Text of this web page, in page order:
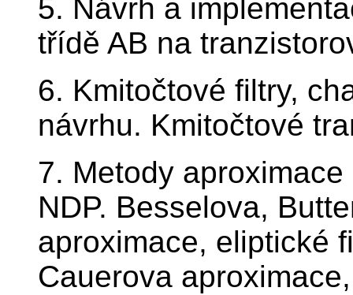
5. Návrh a
třídě AB na
6. Kmitočtové filtry,
návrhu. Kmitočtové
7. Metody
NDP. Besselova,
aproximace, eliptické
Cauerova